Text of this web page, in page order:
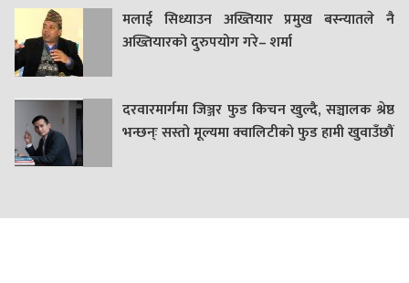
मलाई सिध्याउन अख्तियार प्रमुख बस्न्यातले नै
अख्तियारको दुरुपयोग गरे– शर्मा
दरवारमार्गमा जिञ्जर फुड किचन खुल्दै, सञ्चालक श्रेष्ठ
भन्छन्ः सस्तो मूल्यमा क्वालिटीको फुड हामी खुवाउँछौं